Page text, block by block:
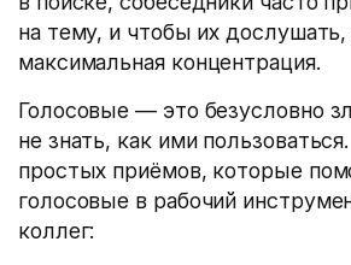
на тему, и чтобы их
максимальная концентрация.
Голосовые — это безусловно
не знать, как ими
простых приёмов, которые
голосовые в рабочий
коллег: